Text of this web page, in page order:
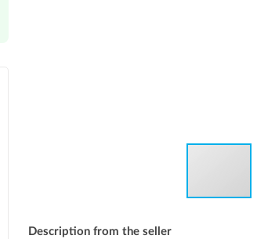
Description from the seller